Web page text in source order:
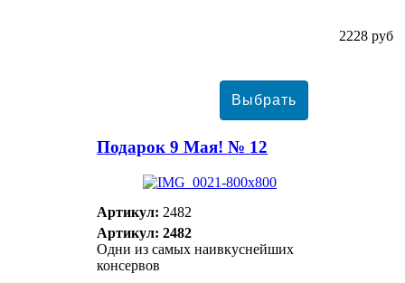
2228 руб
Подарок 9 Мая! № 12
Артикул: 2482
Артикул: 2482
Одни из самых наивкуснейших
консервов